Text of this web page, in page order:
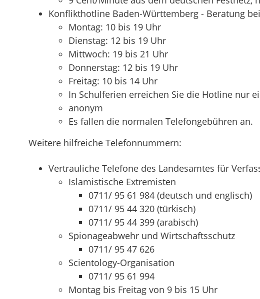
Konflikthotline Baden-Württemberg - Beratung
Montag: 10 bis 19 Uhr
Dienstag: 12 bis 19 Uhr
Mittwoch: 19 bis 21 Uhr
Donnerstag: 12 bis 19 Uhr
Freitag: 10 bis 14 Uhr
In Schulferien erreichen Sie die Hotline nur
anonym
Es fallen die normalen Telefongebühren an.
Weitere hilfreiche Telefonnummern:
Vertrauliche Telefone des Landesamtes für
Islamistische Extremisten
0711/ 95 61 984 (deutsch und englisch)
0711/ 95 44 320 (türkisch)
0711/ 95 44 399 (arabisch)
Spionageabwehr und Wirtschaftsschutz
0711/ 95 47 626
Scientology-Organisation
0711/ 95 61 994
Montag bis Freitag von 9 bis 15 Uhr